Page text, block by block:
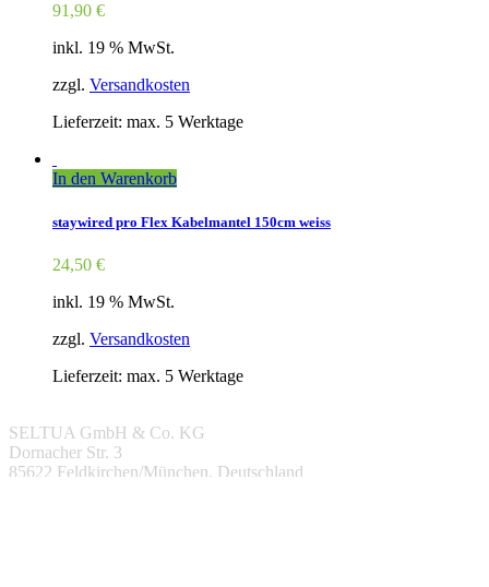
91,90 €
inkl. 19 % MwSt.
zzgl. Versandkosten
Lieferzeit: max. 5 Werktage
In den Warenkorb
staywired pro Flex Kabelmantel 150cm weiss
24,50 €
inkl. 19 % MwSt.
zzgl. Versandkosten
Lieferzeit: max. 5 Werktage
SELTUA GmbH & Co. KG
Dornacher Str. 3
85622 Feldkirchen/München, Deutschland